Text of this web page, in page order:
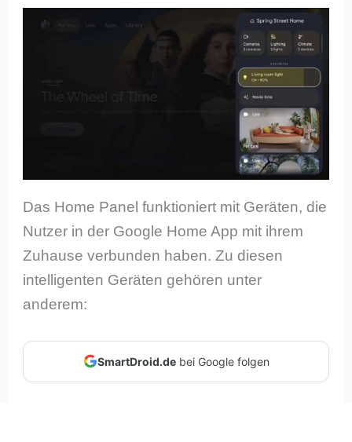
Das Home Panel funktioniert mit Geräten, die
Nutzer in der Google Home App mit ihrem
Zuhause verbunden haben. Zu diesen
intelligenten Geräten gehören unter
anderem:
SmartDroid.debei Google folgen